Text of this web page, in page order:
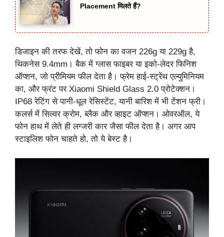
Placement मिलते हैं?
डिजाइन की तरफ देखें, तो फोन का वजन 226g या 229g है,
थिकनेस 9.4mm। बैक में ग्लास फाइबर या इको-लेदर फिनिश
ऑप्शन, जो प्रीमियम फील देता है। फ्रेम हाई-स्ट्रेंथ एल्युमिनियम
का, और फ्रंट पर Xiaomi Shield Glass 2.0 प्रोटेक्शन।
IP68 रेटिंग से पानी-धूल रेसिस्टेंट, यानी बारिश में भी टेंशन फ्री।
कलर्स में सिल्वर क्रोम, ब्लैक और व्हाइट ऑप्शन। ओवरऑल, ये
फोन हाथ में लेते ही लग्जरी कार जैसा फील देता है। अगर आप
स्टाइलिश फोन चाहते हो, तो ये बेस्ट है।